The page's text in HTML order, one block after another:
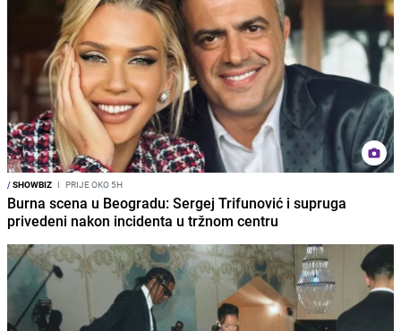
/SHOWBIZ I PRIJE OKO 5H
Burna scena u Beogradu: Sergej Trifunović i supruga
privedeni nakon incidenta u tržnom centru